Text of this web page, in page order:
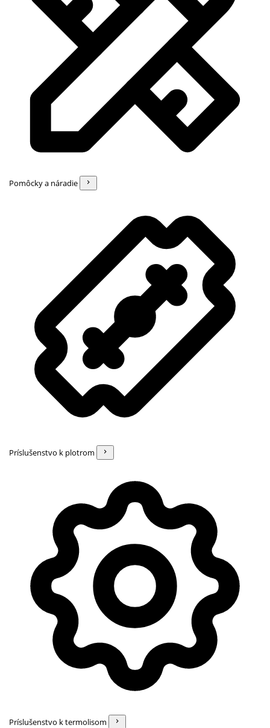
Pomôcky a náradie
Príslušenstvo k plotrom
Príslušenstvo k termolisom